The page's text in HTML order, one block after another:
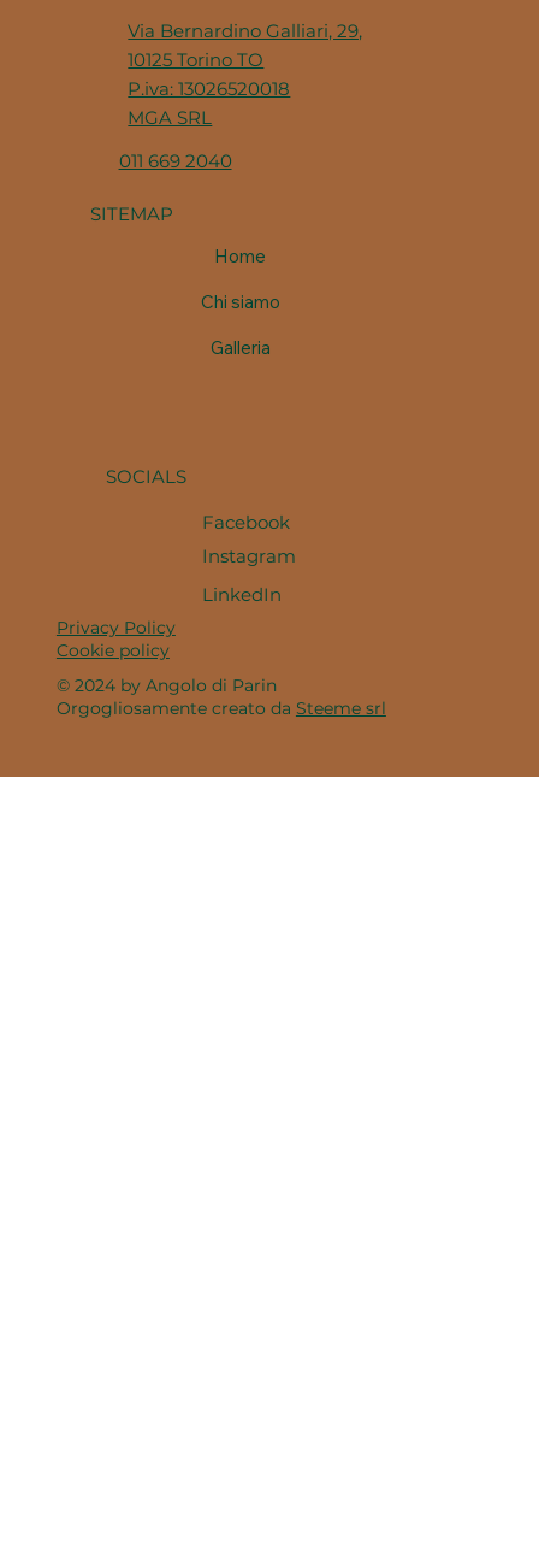
Via Bernardino Galliari, 29,
10125 Torino TO
P.iva: 13026520018
MGA SRL
011 669 2040
SITEMAP
Home
Chi siamo
Galleria
SOCIALS
Facebook
Instagram
LinkedIn
Privacy Policy
Cookie policy
© 2024 by Angolo di Parin
Orgogliosamente creato da Steeme srl